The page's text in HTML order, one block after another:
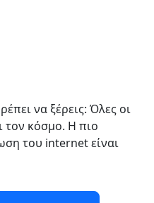
να ξέρεις: Όλες οι
τον κόσμο. Η πιο
του internet είναι